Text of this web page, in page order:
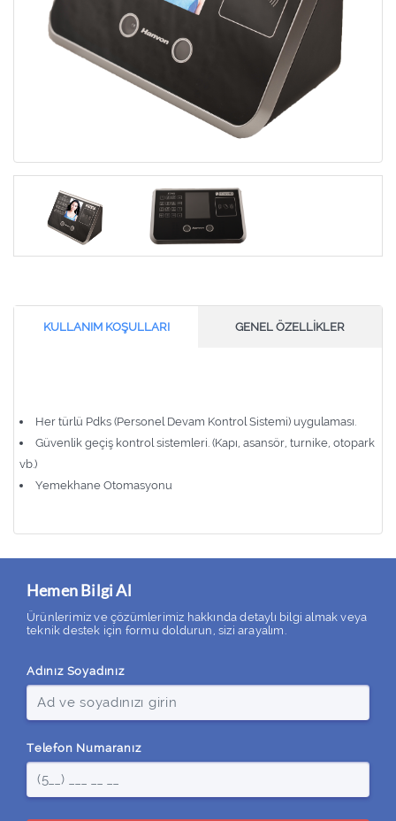
KULLANIM KOŞULLARI GENEL ÖZELLİKLER
Her türlü Pdks (Personel Devam Kontrol Sistemi) uygulaması.
Güvenlik geçiş kontrol sistemleri. (Kapı, asansör, turnike, otopark
vb.)
Yemekhane Otomasyonu
Hemen Bilgi Al
Ürünlerimiz ve çözümlerimiz hakkında detaylı bilgi almak veya
teknik destek için formu doldurun, sizi arayalım.
Adınız Soyadınız
Telefon Numaranız